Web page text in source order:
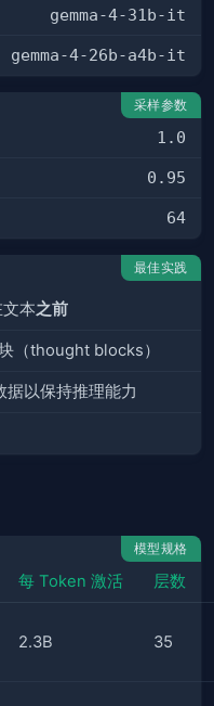
gemma-4-31b-it
gemma-4-26b-a4b-it
采样参数
1.0
0.95
64
最佳实践
本之前
（thought blocks）
据以保持推理能力
模型规格
每 Token 激活 层数
2.3B 35